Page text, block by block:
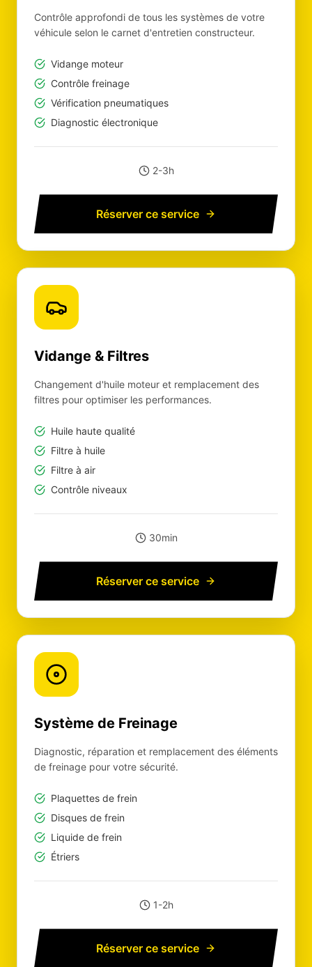
Contrôle approfondi de tous les systèmes de votre
véhicule selon le carnet d'entretien constructeur.
Vidange moteur
Contrôle freinage
Vérification pneumatiques
Diagnostic électronique
2-3h
Réserver ce service
Vidange & Filtres
Changement d'huile moteur et remplacement des
filtres pour optimiser les performances.
Huile haute qualité
Filtre à huile
Filtre à air
Contrôle niveaux
30min
Réserver ce service
Système de Freinage
Diagnostic, réparation et remplacement des éléments
de freinage pour votre sécurité.
Plaquettes de frein
Disques de frein
Liquide de frein
Étriers
1-2h
Réserver ce service